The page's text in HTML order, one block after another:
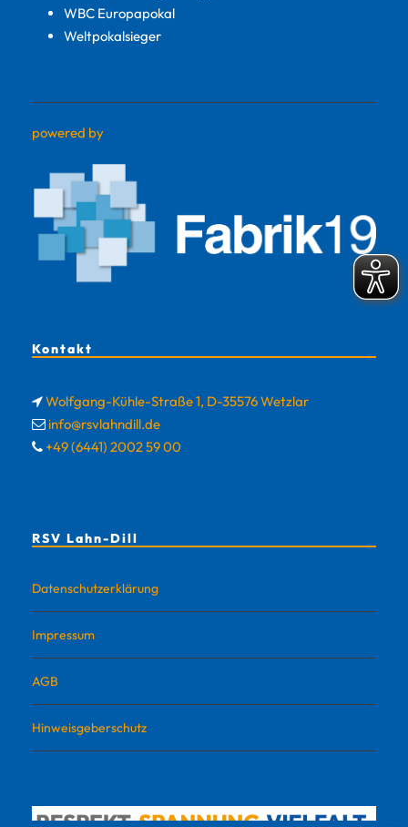
WBC Europapokal
Weltpokalsieger
powered by
Kontakt
Wolfgang-Kühle-Straße 1, D-35576 Wetzlar
info@rsvlahndill.de
+49 (6441) 2002 59 00
RSV Lahn-Dill
Datenschutzerklärung
Impressum
AGB
Hinweisgeberschutz